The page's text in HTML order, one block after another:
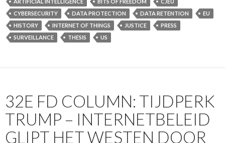
ARTIFICIAL INTELLIGENCE BITS OF FREEDOM
CJEU
CYBERSECURITY
DATA PROTECTION DATA RETENTION
EU
HISTORY
INTERNET OF THINGS JUSTICE
PRESS
SURVEILLANCE
THESIS US
32E FD COLUMN: TIJDPERK
TRUMP – INTERNETBELEID
GLIPT HET WESTEN DOOR